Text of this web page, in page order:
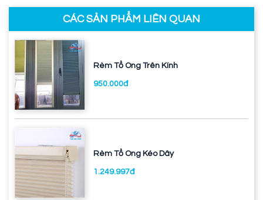
CÁC SẢN PHẨM LIÊN QUAN
Rèm Tổ Ong Trên Kính
950.000đ
Rèm Tổ Ong Kéo Dây
1.249.997đ